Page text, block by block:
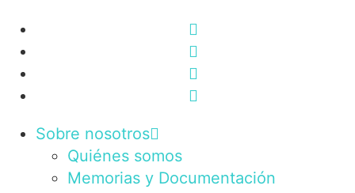
Sobre nosotros
Quiénes somos
Memorias y Documentación